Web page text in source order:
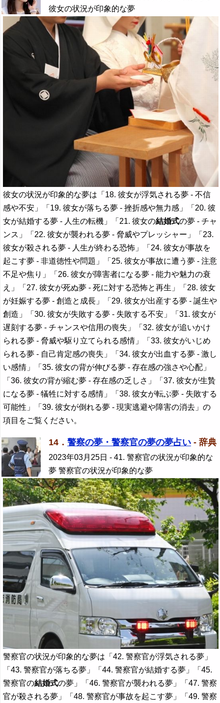
彼女の状況が印象的な夢
彼女の状況が印象的な夢は「18. 彼女が浮気される夢 - 不信
感や不安」「19. 彼女が落ちる夢 - 挫折感や無力感」「20. 彼
女が結婚する夢 - 人生の転機」「21. 彼女の結婚式の夢 - チャ
ンス」「22. 彼女が襲われる夢 - 脅威やプレッシャー」「23.
彼女が殺される夢 - 人生が終わる恐怖」「24. 彼女が事故を
起こす夢 - 非道徳性や問題」「25. 彼女が事故に遭う夢 - 注意
不足や焦り」「26. 彼女が障害者になる夢 - 能力や魅力の衰
え」「27. 彼女が死ぬ夢 - 死に対する恐怖と再生」「28. 彼女
が妊娠する夢 - 創造と成長」「29. 彼女が出産する夢 - 誕生や
創造」「30. 彼女が失敗する夢 - 失敗する不安」「31. 彼女が
遅刻する夢 - チャンスや信用の喪失」「32. 彼女が追いかけ
られる夢 - 脅威や駆り立てられる感情」「33. 彼女がいじめ
られる夢 - 自己肯定感の喪失」「34. 彼女が出血する夢 - 激し
い感情」「35. 彼女の背が伸びる夢 - 存在感の強さや心配」
「36. 彼女の背が縮む夢 - 存在感の乏しさ」「37. 彼女が生贄
になる夢 - 犠牲に対する感情」「38. 彼女が転ぶ夢 - 失敗する
可能性」「39. 彼女が倒れる夢 - 現実逃避や障害の消去」の
項目をご覧ください。
14． 警察の夢・警察官の夢の夢占い - 辞典
2023年03月25日 - 41. 警察官の状況が印象的な
夢 警察官の状況が印象的な夢
警察官の状況が印象的な夢は「42. 警察官が浮気される夢」
「43. 警察官が落ちる夢」「44. 警察官が結婚する夢」「45.
警察官の結婚式の夢」「46. 警察官が襲われる夢」「47. 警察
官が殺される夢」「48. 警察官が事故を起こす夢」「49. 警察